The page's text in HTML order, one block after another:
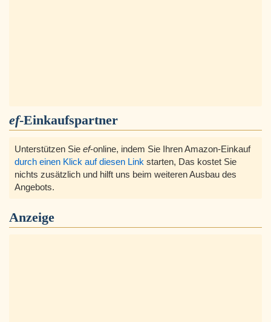
ef-Einkaufspartner
Unterstützen Sie ef-online, indem Sie Ihren Amazon-Einkauf
durch einen Klick auf diesen Link starten, Das kostet Sie
nichts zusätzlich und hilft uns beim weiteren Ausbau des
Angebots.
Anzeige